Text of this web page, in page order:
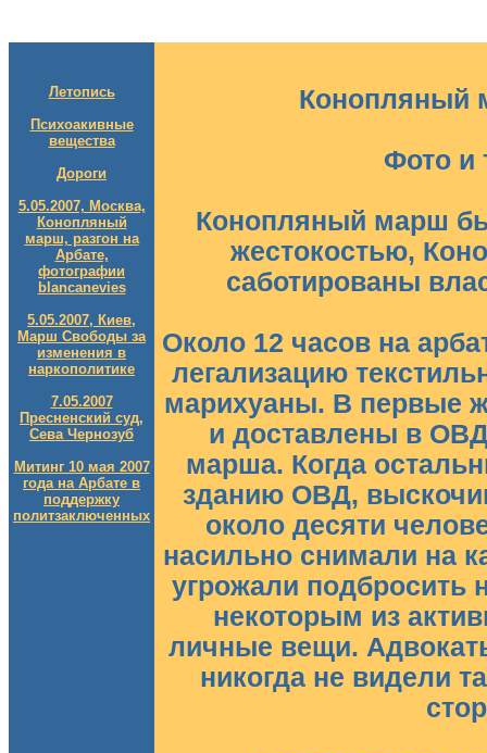
Летопись
Психоакивные
вещества
Дороги
5.05.2007, Москва,
Конопляный
марш, разгон на
Арбате,
фотографии
blancanevies
5.05.2007, Киев,
Марш Свободы за
изменения в
наркополитике
7.05.2007
Пресненский суд,
Сева Чернозуб
Митинг 10 мая 2007
года на Арбате в
поддержку
политзаключенных
Конопляный
Фото и
Конопляный марш
жестокостью,
саботированы
Около 12 часов на
легализацию
марихуаны. В первые
и доставлены в
марша. Когда
зданию ОВД,
около десяти
насильно снимали на
угрожали подбросить
некоторым из
личные вещи.
никогда не видели